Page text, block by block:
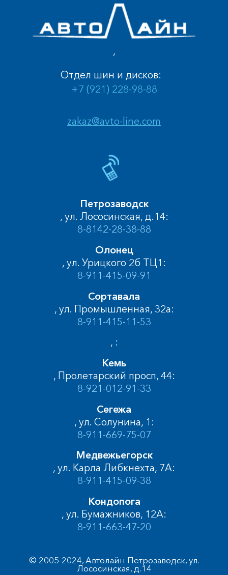
,
zakaz@avto-line.com
Отдел шин и дисков:
+7 (921) 228-98-88
Петрозаводск
, ул. Лососинская, д.14:
8-8142-28-38-88
Олонец
, ул. Урицкого 2б ТЦ1:
8-911-415-09-91
Сортавала
, ул. Промышленная, 32а:
8-911-415-11-53
, :
Кемь
, Пролетарский просп, 44:
8-921-012-91-33
Сегежа
, ул. Солунина, 1:
8-911-669-75-07
Медвежьегорск
, ул. Карла Либкнехта, 7А:
8-911-415-09-38
Кондопога
, ул. Бумажников, 12А:
8-911-663-47-20
© 2005-2024, Автолайн Петрозаводск, ул.
Лососинская, д.14